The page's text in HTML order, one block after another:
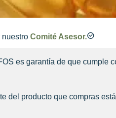
Comité Asesor.
es garantía de que cumple
del producto que compras